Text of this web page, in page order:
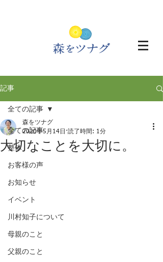
記事
全ての記事
整体
お客様の声
お知らせ
イベント
川村知子について
母親のこと
父親のこと
全ての記事
大切なことを大切に。
森をツナグ
2020年5月14日 読了時間: 1分